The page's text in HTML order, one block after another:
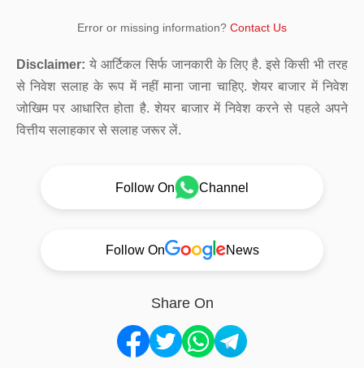
Error or missing information? Contact Us
Disclaimer: ये आर्टिकल सिर्फ जानकारी के लिए है. इसे किसी भी तरह
से निवेश सलाह के रूप में नहीं माना जाना चाहिए. शेयर बाजार में निवेश
जोखिम पर आधारित होता है. शेयर बाजार में निवेश करने से पहले अपने
वित्तीय सलाहकार से सलाह जरूर लें.
Follow On Channel
Follow On News
Share On